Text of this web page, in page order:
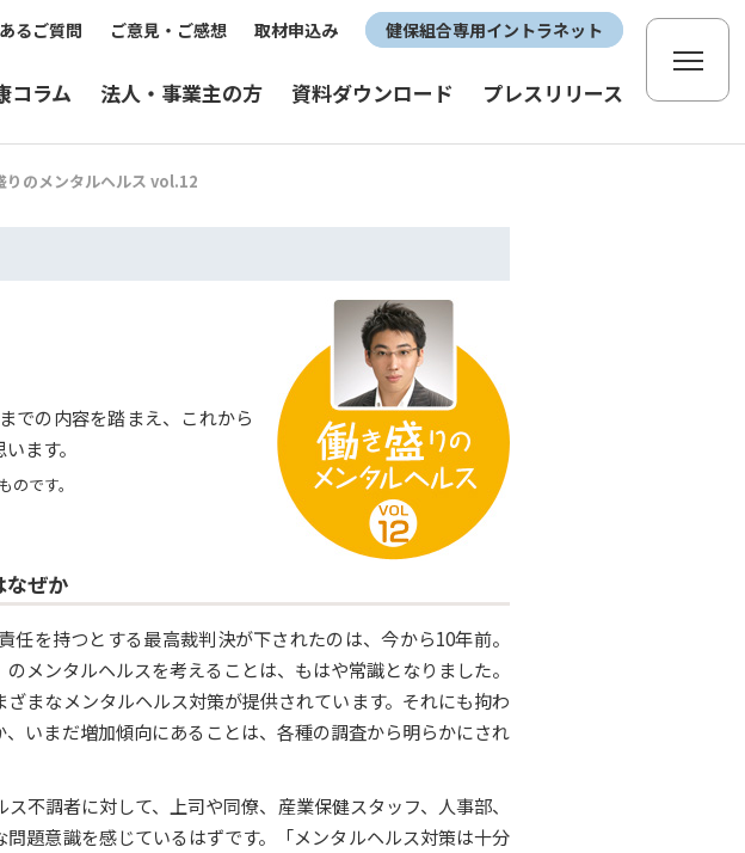
るご質問 ご意見・ご感想 取材申込み 健保組合専用イントラネット
コラム 法人・事業主の方 資料ダウンロード プレスリリース
りのメンタルヘルス vol.12
での内容を踏まえ、これから
ます。
です。
なぜか
を持つとする最高裁判決が下されたのは、今から10年前。
メンタルヘルスを考えることは、もはや常識となりました。
まなメンタルヘルス対策が提供されています。それにも拘わ
いまだ増加傾向にあることは、各種の調査から明らかにされ
不調者に対して、上司や同僚、産業保健スタッフ、人事部、
題意識を感じているはずです。「メンタルヘルス対策は十分